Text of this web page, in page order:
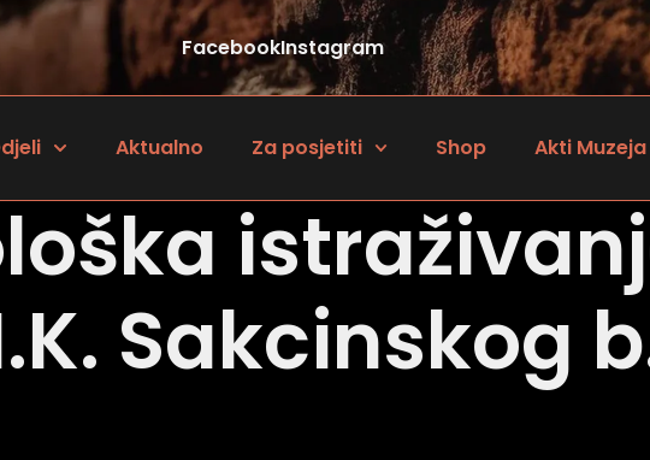
FacebookInstagram
Aktualno Za posjetiti Shop Akti Muzeja
Sakcinskog